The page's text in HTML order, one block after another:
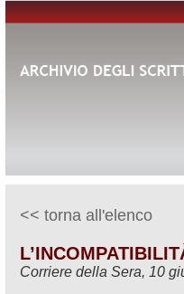
<< torna all'elenco
Corriere della Sera, 10